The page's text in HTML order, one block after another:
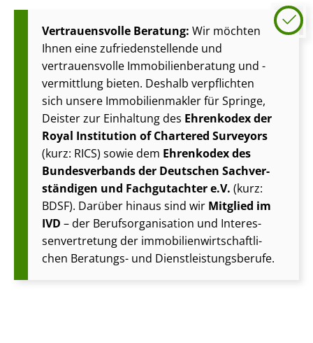
Vertrauensvolle Beratung: Wir möchten
Ihnen eine zu­frie­den­stel­len­de und
vertrauensvolle Im­mo­bi­li­en­be­ra­tung und -
vermittlung bieten. Deshalb verpflichten
sich unsere Im­mo­bi­li­en­mak­ler für Springe,
Deister zur Einhaltung des Ehrenkodex der
Royal Institution of Chartered Surveyors
(kurz: RICS) sowie dem Ehrenkodex des
Bundesverbands der Deutschen Sach­ver­
stän­di­gen und Fachgutachter e.V. (kurz:
BDSF). Darüber hinaus sind wir Mitglied im
IVD – der Be­rufs­or­ga­ni­sa­ti­on und In­ter­es­
sen­ver­tre­tung der im­mo­bi­li­en­wirt­schaft­li­
chen Beratungs- und Dienst­leis­tungs­be­ru­fe.